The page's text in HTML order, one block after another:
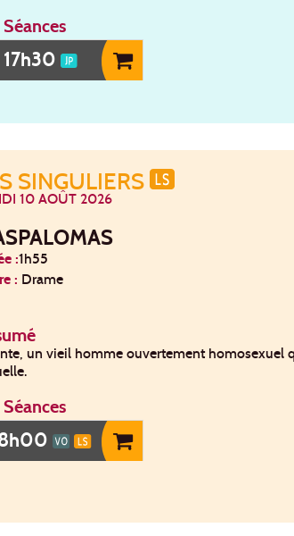
Séances
17h30
SINGULIERS
10 AOÛT 2026
:1h55
: Drame
un vieil homme ouvertement homosexuel
Séances